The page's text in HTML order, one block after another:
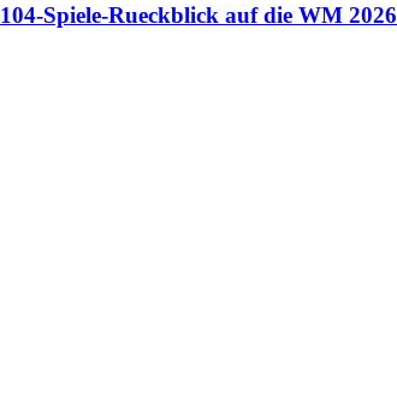
Spiele-Rueckblick auf die WM 2026